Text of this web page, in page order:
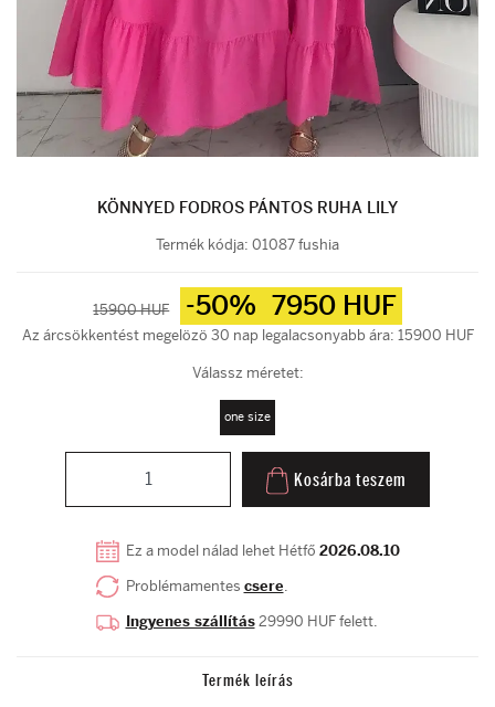
KÖNNYED FODROS PÁNTOS RUHA LILY
Termék kódja: 01087 fushia
15900 HUF -50% 7950 HUF
Az árcsökkentést megelözö 30 nap legalacsonyabb ára: 15900 HUF
Válassz méretet:
one size
Kosárba teszem
Ez a model nálad lehet Hétfő 2026.08.10
Problémamentes csere.
Ingyenes szállítás29990 HUF felett.
Termék leírás